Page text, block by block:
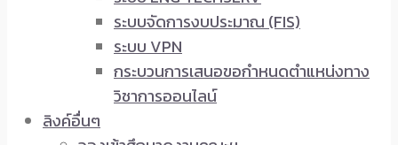
ระบบจัดการงบประมาณ (FIS)
ระบบ VPN
กระบวนการเสนอขอกำหนดตำแหน่งทาง
วิชาการออนไลน์
ลิงค์อื่นๆ